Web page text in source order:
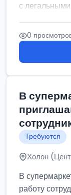
с
0
В
Требуются
Холон
В
работу